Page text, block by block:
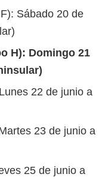
Sábado 20 de
H): Domingo 21
22 de junio a
23 de junio a
25 de junio a